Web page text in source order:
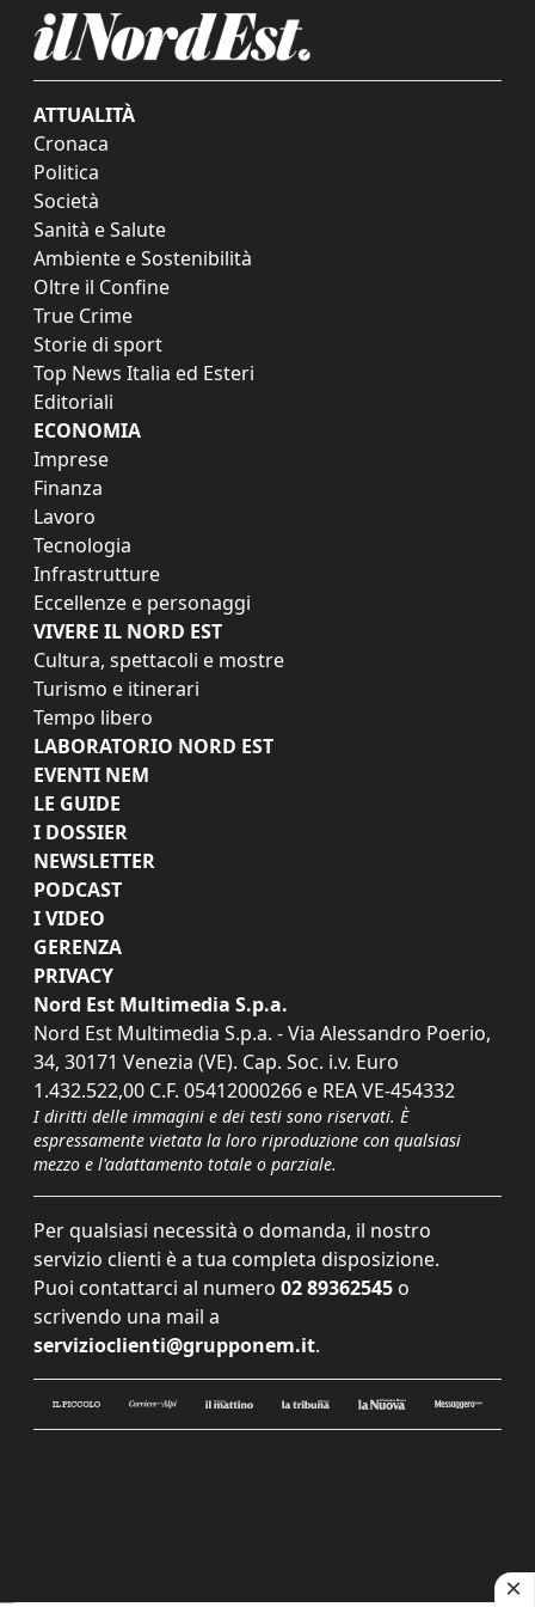
ATTUALITÀ
Cronaca
Politica
Società
Sanità e Salute
Ambiente e Sostenibilità
Oltre il Confine
True Crime
Storie di sport
Top News Italia ed Esteri
Editoriali
ECONOMIA
Imprese
Finanza
Lavoro
Tecnologia
Infrastrutture
Eccellenze e personaggi
VIVERE IL NORD EST
Cultura, spettacoli e mostre
Turismo e itinerari
Tempo libero
LABORATORIO NORD EST
EVENTI NEM
LE GUIDE
I DOSSIER
NEWSLETTER
PODCAST
I VIDEO
GERENZA
PRIVACY
Nord Est Multimedia S.p.a.
Nord Est Multimedia S.p.a. - Via Alessandro Poerio,
34, 30171 Venezia (VE). Cap. Soc. i.v. Euro
1.432.522,00 C.F. 05412000266 e REA VE-454332
I diritti delle immagini e dei testi sono riservati. È
espressamente vietata la loro riproduzione con qualsiasi
mezzo e l'adattamento totale o parziale.
Per qualsiasi necessità o domanda, il nostro
servizio clienti è a tua completa disposizione.
Puoi contattarci al numero 02 89362545 o
scrivendo una mail a
servizioclienti@grupponem.it.